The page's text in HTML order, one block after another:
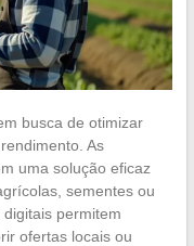
busca de otimizar
As
uma solução eficaz
sementes ou
permitem
ofertas locais ou